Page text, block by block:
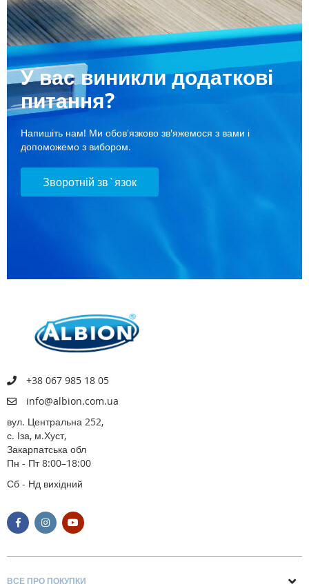
У вас виникли додаткові
питання?
Напишіть нам! Ми обов'язково зв'яжемося з вами і
допоможемо з вибором.
Зворотній зв`язок
+38 067 985 18 05
info@albion.com.ua
вул. Центральна 252,
с. Іза, м.Хуст,
Закарпатська обл
Пн - Пт 8:00–18:00
Сб - Нд вихідний
ВСЕ ПРО ПОКУПКИ